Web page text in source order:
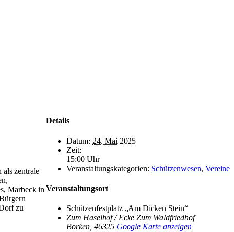
Details
Datum: 24. Mai 2025
Zeit:
15:00 Uhr
Veranstaltungskategorien: Schützenwesen, Vereine
Veranstaltungsort
Schützenfestplatz „Am Dicken Stein“
Zum Haselhof / Ecke Zum Waldfriedhof
Borken 46325 Google Karte anzeigen
zentrale
Marbeck in
zu